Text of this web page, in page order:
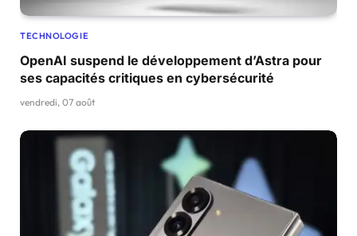
TECHNOLOGIE
OpenAI suspend le développement d’Astra pour
ses capacités critiques en cybersécurité
vendredi, 07 août